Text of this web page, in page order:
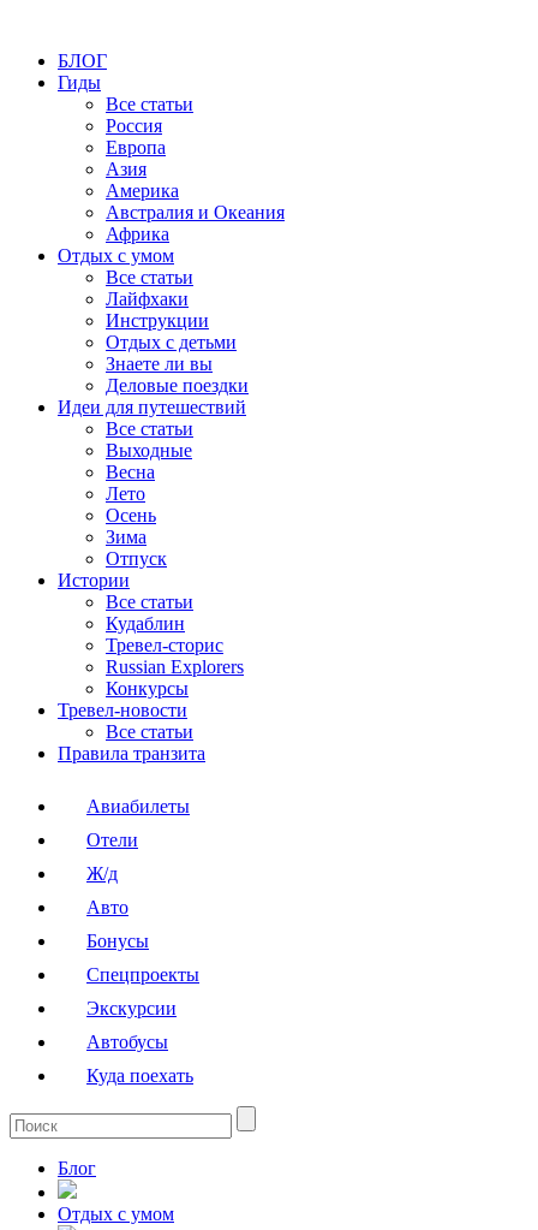
БЛОГ
Гиды
Все статьи
Россия
Европа
Азия
Америка
Австралия и Океания
Африка
Отдых с умом
Все статьи
Лайфхаки
Инструкции
Отдых с детьми
Знаете ли вы
Деловые поездки
Идеи для путешествий
Все статьи
Выходные
Весна
Лето
Осень
Зима
Отпуск
Истории
Все статьи
Кудаблин
Тревел-сторис
Russian Explorers
Конкурсы
Тревел-новости
Все статьи
Правила транзита
Авиабилеты
Отели
Ж/д
Авто
Бонусы
Спецпроекты
Экскурсии
Автобусы
Куда поехать
Блог
Отдых с умом